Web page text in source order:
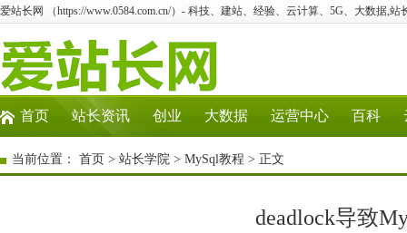
爱站长网 （https://www.0584.com.cn/）- 科技、建站、经验、云计算、5G、大数据,站
首页 站长资讯 创业 大数据 运营中心 百科
当前位置： 首页 > 站长学院 > MySql教程 > 正文
deadlock导致